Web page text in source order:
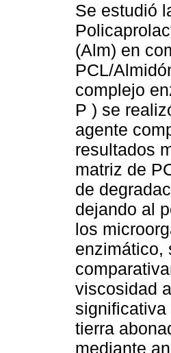
Se estudió
(Alm) en
PCL/
complejo
P ) se
agente
resultados
matriz de
de
dejando al
los
enzimático,
viscosidad
significativa
tierra
mediante